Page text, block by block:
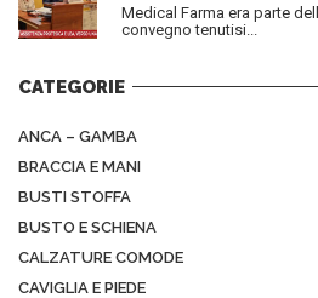
Medical Farma era parte
convegno tenutisi...
CATEGORIE
ANCA – GAMBA
BRACCIA E MANI
BUSTI STOFFA
BUSTO E SCHIENA
CALZATURE COMODE
CAVIGLIA E PIEDE